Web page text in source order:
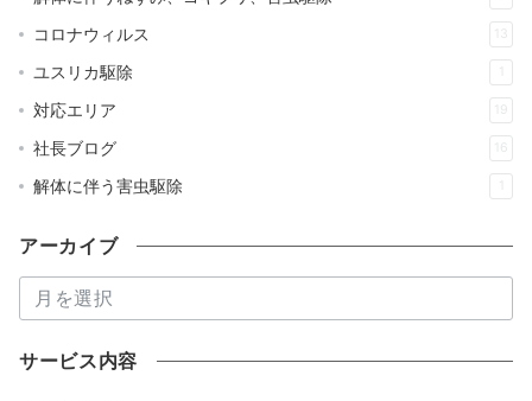
コロナウィルス 13
ユスリカ駆除
対応エリア 19
社長ブログ 16
解体に伴う害虫駆除
アーカイブ
ー
カ
イ
サービス内容